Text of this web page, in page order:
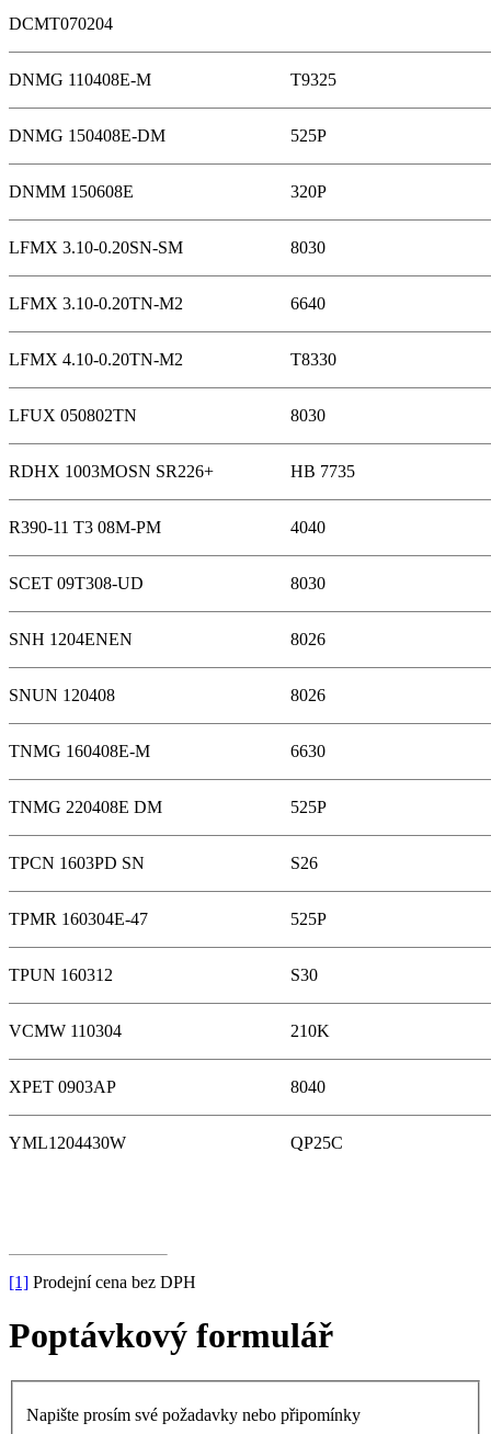
DCMT070204
DNMG 110408E-M T9325
DNMG 150408E-DM 525P
DNMM 150608E 320P
LFMX 3.10-0.20SN-SM 8030
LFMX 3.10-0.20TN-M2 6640
LFMX 4.10-0.20TN-M2 T8330
LFUX 050802TN 8030
RDHX 1003MOSN SR226+ HB 7735
R390-11 T3 08M-PM 4040
SCET 09T308-UD 8030
SNH 1204ENEN 8026
SNUN 120408 8026
TNMG 160408E-M 6630
TNMG 220408E DM 525P
TPCN 1603PD SN S26
TPMR 160304E-47 525P
TPUN 160312 S30
VCMW 110304 210K
XPET 0903AP 8040
YML1204430W QP25C
[1] Prodejní cena bez DPH
Poptávkový formulář
Napište prosím své požadavky nebo připomínky